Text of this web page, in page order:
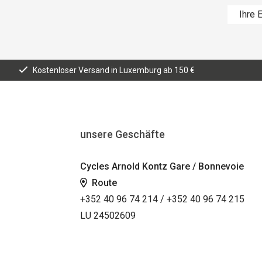
Kostenloser Versand in Luxemburg ab 150 €
unsere Geschäfte
Cycles Arnold Kontz Gare / Bonnevoie
Route
+352 40 96 74 214 / +352 40 96 74 215
LU 24502609